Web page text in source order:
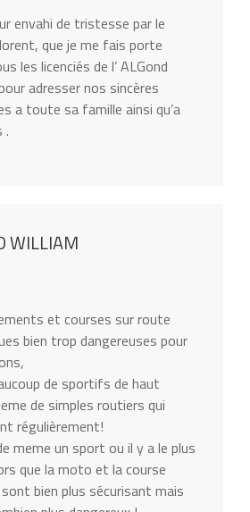
envahi de tristesse par le
que je me fais porte
les licenciés de l’ ALGond
adresser nos sincères
a toute sa famille ainsi qu’a
.
WILLIAM
et courses sur route
bien trop dangereuses pour
de sportifs de haut
de simples routiers qui
régulièrement!
meme un sport ou il y a le plus
que la moto et la course
bien plus sécurisant mais